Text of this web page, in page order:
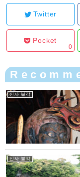
Twitter
Pocket
0
신사 불각
신사 불각